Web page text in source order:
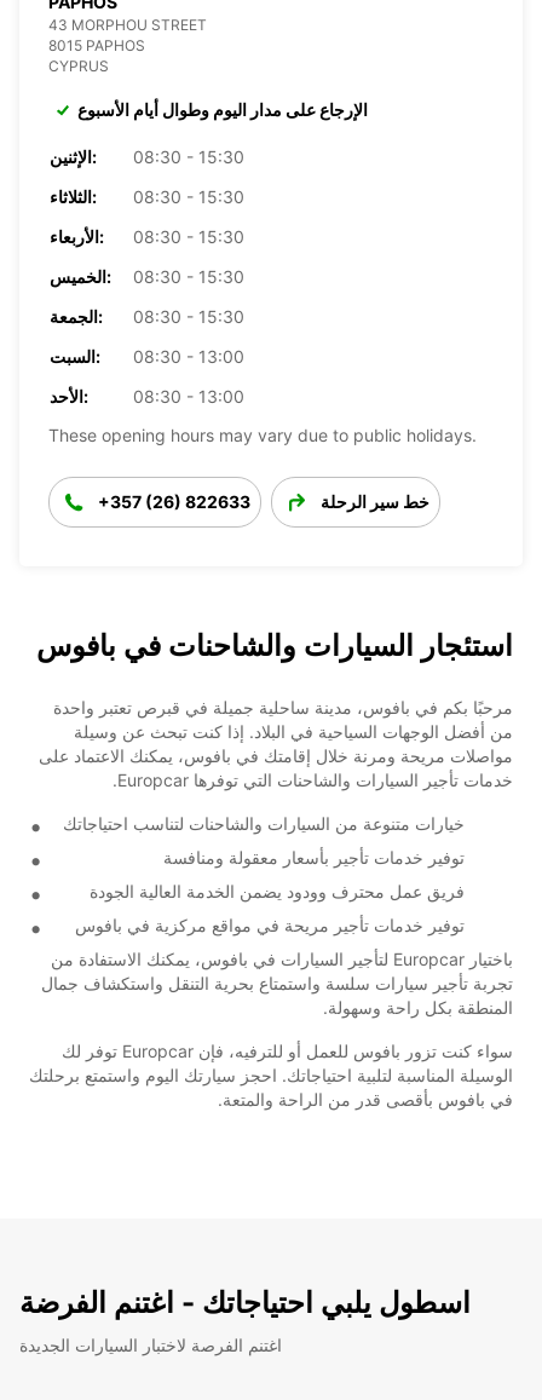
43 MORPHOU STREET
8015 PAPHOS
CYPRUS
الإرجاع على مدار اليوم وطوال أيام الأسبوع
الإثنين:
08:30 - 15:30
الثلاثاء:
08:30 - 15:30
الأربعاء:
08:30 - 15:30
الخميس:
08:30 - 15:30
الجمعة:
08:30 - 15:30
السبت:
08:30 - 13:00
الأحد:
08:30 - 13:00
These opening hours may vary due to public holidays.
+357 (26) 822633 خط سير الرحلة
استئجار السيارات والشاحنات في بافوس
مرحبًا بكم في بافوس، مدينة ساحلية جميلة في قبرص تعتبر واحدة
من أفضل الوجهات السياحية في البلاد. إذا كنت تبحث عن وسيلة
مواصلات مريحة ومرنة خلال إقامتك في بافوس، يمكنك الاعتماد على
خدمات تأجير السيارات والشاحنات التي توفرها Europcar.
خيارات متنوعة من السيارات والشاحنات لتناسب احتياجاتك
توفير خدمات تأجير بأسعار معقولة ومنافسة
فريق عمل محترف وودود يضمن الخدمة العالية الجودة
توفير خدمات تأجير مريحة في مواقع مركزية في بافوس
باختيار Europcar لتأجير السيارات في بافوس، يمكنك الاستفادة من
تجربة تأجير سيارات سلسة واستمتاع بحرية التنقل واستكشاف جمال
المنطقة بكل راحة وسهولة.
سواء كنت تزور بافوس للعمل أو للترفيه، فإن Europcar توفر لك
الوسيلة المناسبة لتلبية احتياجاتك. احجز سيارتك اليوم واستمتع برحلتك
في بافوس بأقصى قدر من الراحة والمتعة.
اسطول يلبي احتياجاتك - اغتنم الفرضة
اغتنم الفرصة لاختبار السيارات الجديدة